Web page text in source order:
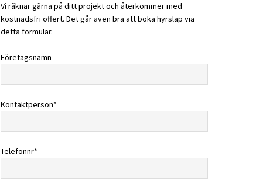
Vi räknar gärna på ditt projekt och återkommer med
kostnadsfri offert. Det går även bra att boka hyrsläp via
detta formulär.
Företagsnamn
Kontaktperson*
Telefonnr*